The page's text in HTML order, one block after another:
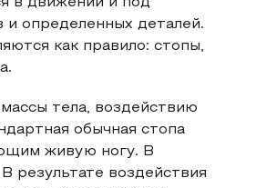
в движении и под
и определенных деталей.
как правило: стопы,
тела, воздействию
обычная стопа
живую ногу. В
результате воздействия